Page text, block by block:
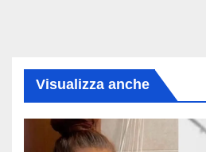
Visualizza anche